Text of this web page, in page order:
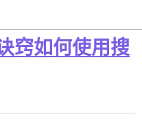
窍如何使用搜